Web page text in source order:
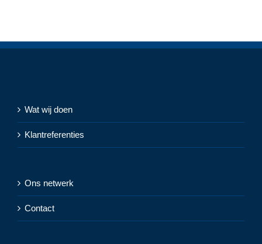
Wat wij doen
Klantreferenties
Ons netwerk
Contact